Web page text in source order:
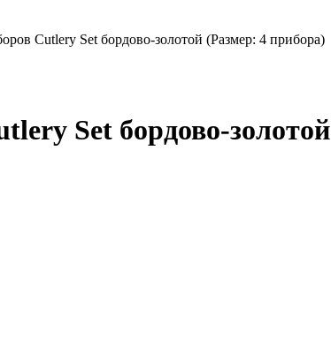
Cutlery Set бордово-золотой (Размер: 4 прибора)
Set бордово-золотой